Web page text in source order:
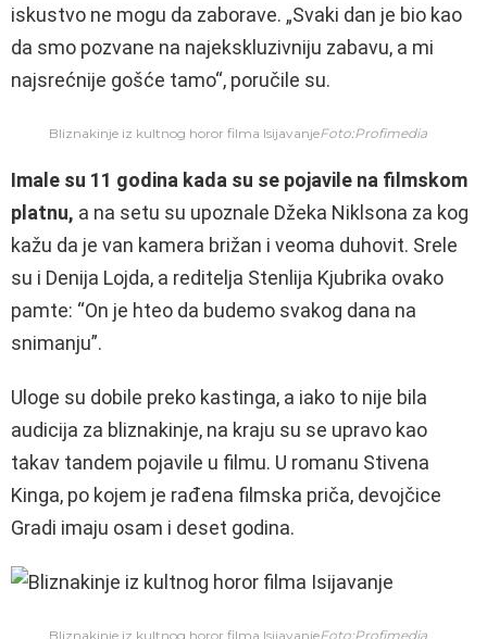
iskustvo ne mogu da zaborave. „Svaki dan je bio kao
da smo pozvane na najekskluzivniju zabavu, a mi
najsrećnije gošće tamo“, poručile su.
Bliznakinje iz kultnog horor filma IsijavanjeFoto:Profimedia
Imale su 11 godina kada su se pojavile na filmskom
platnu, a na setu su upoznale Džeka Niklsona za kog
kažu da je van kamera brižan i veoma duhovit. Srele
su i Denija Lojda, a reditelja Stenlija Kjubrika ovako
pamte: “On je hteo da budemo svakog dana na
snimanju”.
Uloge su dobile preko kastinga, a iako to nije bila
audicija za bliznakinje, na kraju su se upravo kao
takav tandem pojavile u filmu. U romanu Stivena
Kinga, po kojem je rađena filmska priča, devojčice
Gradi imaju osam i deset godina.
Bliznakinje iz kultnog horor filma IsijavanjeFoto:Profimedia